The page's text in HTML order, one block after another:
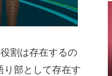
割は存在するの
り部として存在す